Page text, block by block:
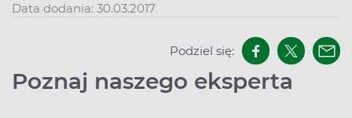
Data dodania: 30.03.2017
Podziel się:
Poznaj naszego eksperta